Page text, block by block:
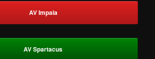
AV Impala
AV Spartacus